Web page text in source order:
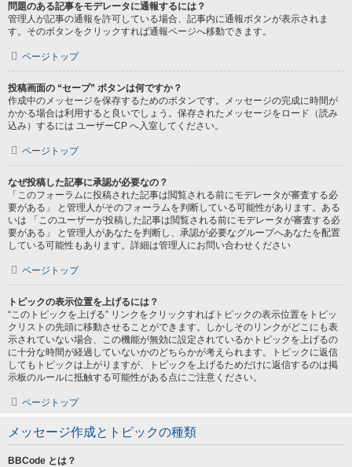
問題のある記事をモデレータに通報するには？
管理人が記事の通報を許可している場合、記事内に通報ボタンが表示されま
す。そのボタンをクリックすれば通報ページへ移動できます。
ページトップ
投稿画面の “セーブ” ボタンは何ですか？
作成中のメッセージを保存するためのボタンです。メッセージの完成に時間が
かかる場合は利用すると良いでしょう。保存されたメッセージをロード（読み
込み）するには ユーザーCP へ入室してください。
ページトップ
なぜ投稿した記事に承認が必要なの？
「このフォーラムに投稿された記事は閲覧される前にモデレータが審査する必
要がある」 と管理人がそのフォーラムを判断している可能性があります。ある
いは 「このユーザーが投稿した記事は閲覧される前にモデレータが審査する必
要がある」 と管理人があなたを判断し、承認が必要なグループへあなたを配置
している可能性もあります。詳細は管理人にお問い合わせください
ページトップ
トピックの表示位置を上げるには？
“このトピックを上げる” リンクをクリックすればトピックの表示位置をトピッ
クリストの先頭に移動させることができます。しかしそのリンクがどこにも表
示されていない場合、この機能が無効に設定されているかトピックを上げるの
に十分な時間が経過していないかのどちらかが考えられます。トピックに返信
してもトピックは上がりますが、トピックを上げるためだけに返信するのは掲
示板のルールに抵触する可能性がある点にご注意ください。
ページトップ
メッセージ作成とトピックの種類
BBCode とは？